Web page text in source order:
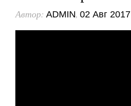
Автор: ADMIN, 02 Авг 2017